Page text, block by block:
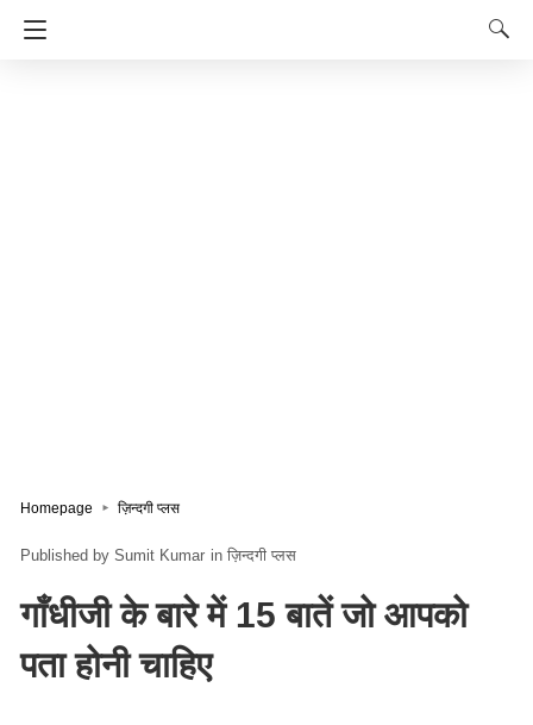
Homepage ज़िन्दगी प्लस
Sumit Kumar in ज़िन्दगी प्लस
गाँधीजी के बारे में 15 बातें जो आपको
पता होनी चाहिए